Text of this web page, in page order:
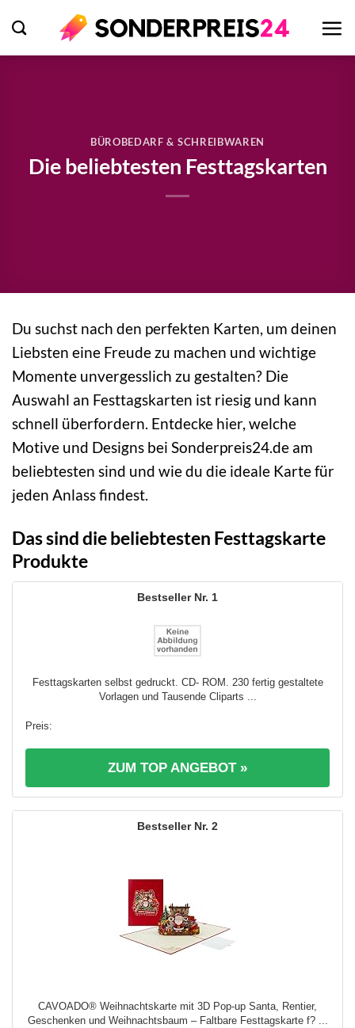
Inhalt
springen
BÜROBEDARF & SCHREIBWAREN
Die beliebtesten Festtagskarten
Du suchst nach den perfekten Karten, um deinen
Liebsten eine Freude zu machen und wichtige
Momente unvergesslich zu gestalten? Die
Auswahl an Festtagskarten ist riesig und kann
schnell überfordern. Entdecke hier, welche
Motive und Designs bei Sonderpreis24.de am
beliebtesten sind und wie du die ideale Karte für
jeden Anlass findest.
Das sind die beliebtesten Festtagskarte
Produkte
1
Festtagskarten selbst gedruckt. CD- ROM. 230 fertig gestaltete
Vorlagen und Tausende Cliparts ...
ZUM TOP ANGEBOT »
2
CAVOADO® Weihnachtskarte mit 3D Pop-up Santa, Rentier,
Geschenken und Weihnachtsbaum – Faltbare Festtagskarte f? ...